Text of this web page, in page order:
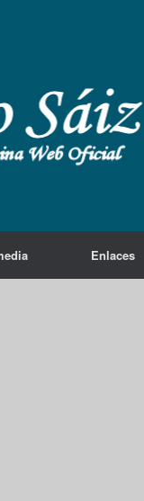
Enlaces